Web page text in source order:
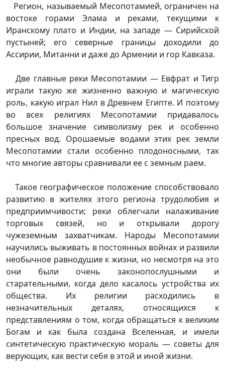
Регион, называемый Месопотамией, ограничен на
востоке горами Элама и реками, текущими к
Иранскому плато и Индии, на западе — Сирийской
пустыней; его северные границы доходили до
Ассирии, Митанни и даже до Армении и гор Кавказа.
Две главные реки Месопотамии — Евфрат и Тигр
играли такую же жизненно важную и магическую
роль, какую играл Нил в Древнем Египте. И поэтому
во всех религиях Месопотамии придавалось
большое значение символизму рек и особенно
пресных вод. Орошаемые водами этих рек земли
Месопотамии стали особенно плодоносными, так
что многие авторы сравнивали ее с земным раем.
Такое географическое положение способствовало
развитию в жителях этого региона трудолюбия и
предприимчивости; реки облегчали налаживание
торговых связей, но и открывали дорогу
чужеземным захватчикам. Народы Месопотамии
научились выживать в постоянных войнах и развили
необычное равнодушие к жизни, но несмотря на это
они были очень законопослушными и
старательными, когда дело касалось устройства их
общества. Их религии расходились в
незначительных деталях, относящихся к
представлениям о том, когда обращаться к великим
Богам и как была создана Вселенная, и имели
синтетическую практическую мораль — советы для
верующих, как вести себя в этой и иной жизни.